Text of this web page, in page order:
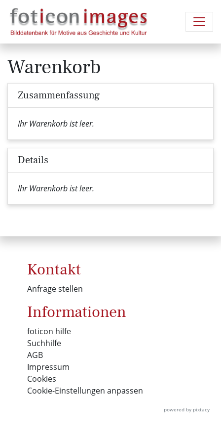
Warenkorb
Zusammenfassung
Ihr Warenkorb ist leer.
Details
Ihr Warenkorb ist leer.
Kontakt
Anfrage stellen
Informationen
foticon hilfe
Suchhilfe
AGB
Impressum
Cookies
Cookie-Einstellungen anpassen
powered by pixtacy